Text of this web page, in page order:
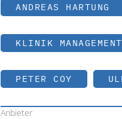
ANDREAS HARTUNG
KLINIK MANAGEMENT
PETER COY
Anbieter